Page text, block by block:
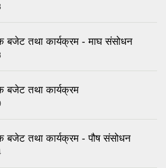
बजेट तथा कार्यक्रम - माघ संसोधन
बजेट तथा कार्यक्रम
बजेट तथा कार्यक्रम - पौष संसोधन